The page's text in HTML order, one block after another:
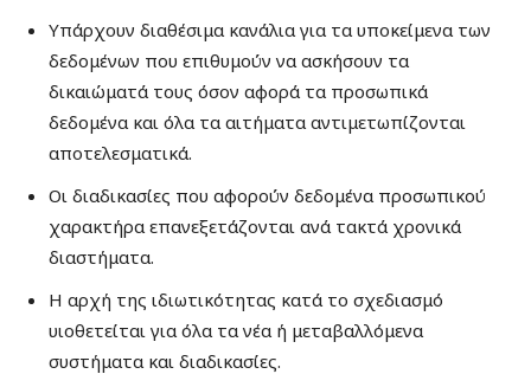
Υπάρχουν διαθέσιμα κανάλια για τα υποκείμενα των
δεδομένων που επιθυμούν να ασκήσουν τα
δικαιώματά τους όσον αφορά τα προσωπικά
δεδομένα και όλα τα αιτήματα αντιμετωπίζονται
αποτελεσματικά.
Οι διαδικασίες που αφορούν δεδομένα προσωπικού
χαρακτήρα επανεξετάζονται ανά τακτά χρονικά
διαστήματα.
Η αρχή της ιδιωτικότητας κατά το σχεδιασμό
υιοθετείται για όλα τα νέα ή μεταβαλλόμενα
συστήματα και διαδικασίες.